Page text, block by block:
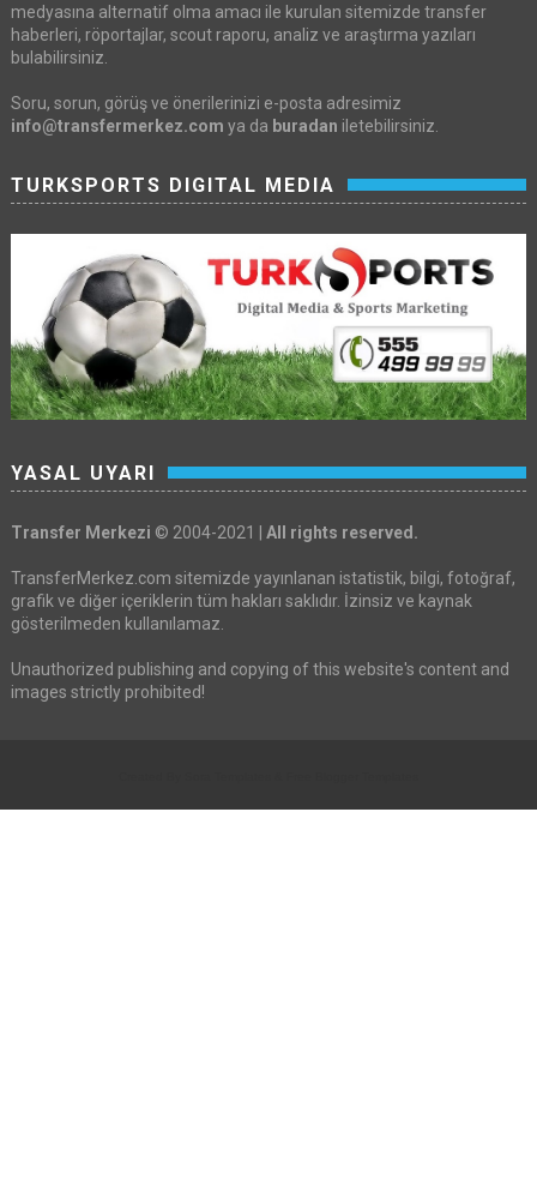
medyasına alternatif olma amacı ile kurulan sitemizde transfer
haberleri, röportajlar, scout raporu, analiz ve araştırma yazıları
bulabilirsiniz.
Soru, sorun, görüş ve önerilerinizi e-posta adresimiz
info@transfermerkez.com ya da buradan iletebilirsiniz.
TURKSPORTS DIGITAL MEDIA
YASAL UYARI
Transfer Merkezi © 2004-2021 | All rights reserved.
TransferMerkez.com sitemizde yayınlanan istatistik, bilgi, fotoğraf,
grafik ve diğer içeriklerin tüm hakları saklıdır. İzinsiz ve kaynak
gösterilmeden kullanılamaz.
Unauthorized publishing and copying of this website's content and
images strictly prohibited!